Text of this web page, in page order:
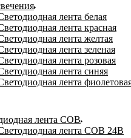
лента белая
лента красная
лента желтая
лента зеленая
лента розовая
лента синяя
лента
лента COB
лента COB 24В